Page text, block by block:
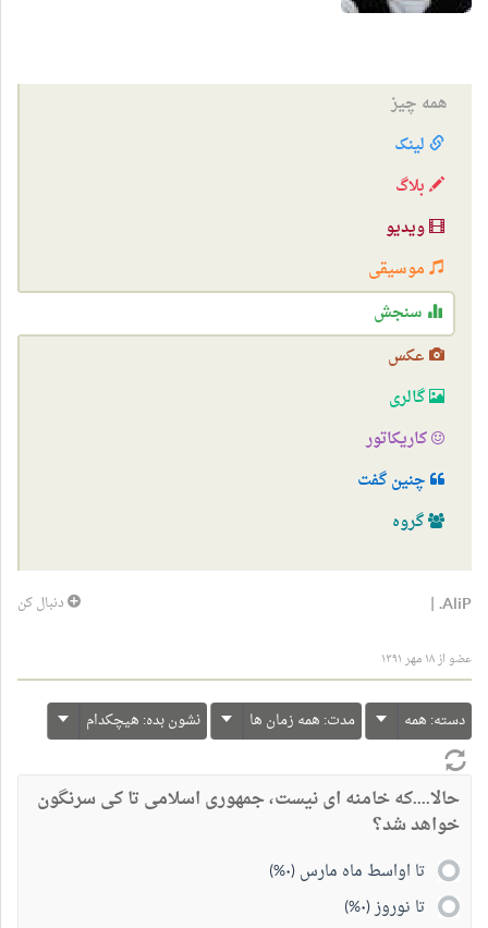
همه چیز
لینک
بلاگ
ویدیو
موسیقی
سنجش
عکس
گالری
کاریکاتور
چنین گفت
گروه
دنبال کن AliP.
|
عضو از ۱۸ مهر ۱۳۹۱
دسته: همه مدت: همه زمان ها نشون بده: هیچکدام
حالا....که خامنه ای نیست، جمهوری اسلامی تا کی سرنگون
خواهد شد؟
تا اواسط ماه مارس (۰%)
تا نوروز (۰%)